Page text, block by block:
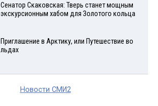
Сенатор Скаковская: Тверь станет мощным
экскурсионным хабом для Золотого кольца
Приглашение в Арктику, или Путешествие во
льдах
Новости СМИ2